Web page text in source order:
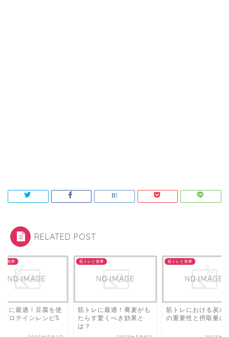
RELATED POST
と食事
レに最適！蕎麦がも
す驚くべき効果と
筋トレと食事
筋トレにおける炭水化物
の重要性と摂取量の目安
筋トレと食事
筋トレに最適！豆腐
ったプロテインレシ